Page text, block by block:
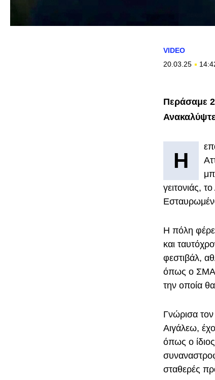
VIDEO
20.03.25
Περάσαμε
Η
γειτονιάς,
Η πόλη
και
φεστιβάλ,
όπως ο ΣΜΑ
την οποία
Γνώρισα τον
Αιγάλεω,
όπως ο
σταθερές